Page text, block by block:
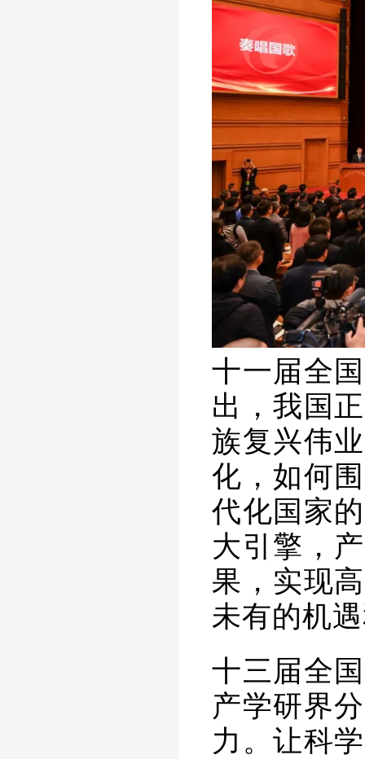
十一届全
出，我国
族复兴伟
化，如何
代化国家
大引擎，
果，实现
未有的机
十三届全
产学研界
力。让科